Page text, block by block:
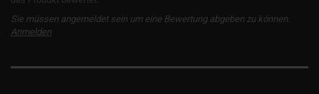
Sie müssen angemeldet sein um eine Bewertung abgeben zu können.
Anmelden